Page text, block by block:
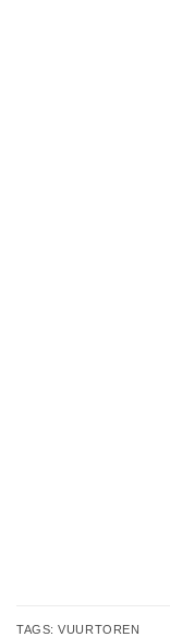
TAGS: VUURTOREN